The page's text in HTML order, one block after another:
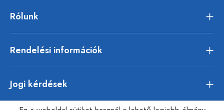
Rólunk
Rendelési információk
Jogi kérdések